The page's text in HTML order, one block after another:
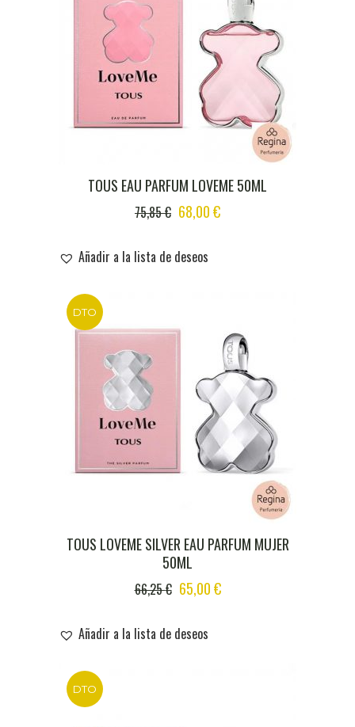
TOUS EAU PARFUM LOVEME 50ML
75,85€ ORIGINAL
WAS:
75,85 €.
68,00€CURRENT
Añadir a la lista de deseos
DTO
TOUS LOVEME SILVER EAU PARFUM MUJER
50ML
66,25€ ORIGINAL
WAS:
66,25 €.
65,00€CURRENT
Añadir a la lista de deseos
DTO